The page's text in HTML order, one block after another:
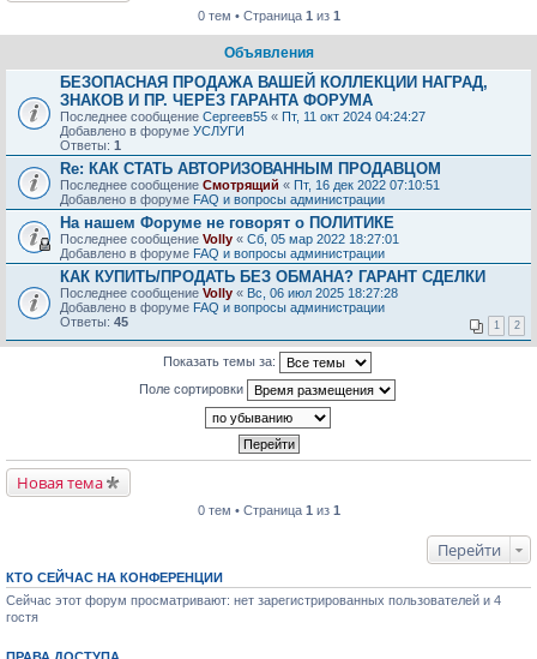
0 тем • Страница 1 из 1
Объявления
БЕЗОПАСНАЯ ПРОДАЖА ВАШЕЙ КОЛЛЕКЦИИ НАГРАД,
ЗНАКОВ И ПР. ЧЕРЕЗ ГАРАНТА ФОРУМА
Последнее сообщение Сергеев55 « Пт, 11 окт 2024 04:24:27
Добавлено в форуме УСЛУГИ
Ответы: 1
Re: КАК СТАТЬ АВТОРИЗОВАННЫМ ПРОДАВЦОМ
Последнее сообщение Смотрящий « Пт, 16 дек 2022 07:10:51
Добавлено в форуме FAQ и вопросы администрации
На нашем Форуме не говорят о ПОЛИТИКЕ
Последнее сообщение Volly « Сб, 05 мар 2022 18:27:01
Добавлено в форуме FAQ и вопросы администрации
КАК КУПИТЬ/ПРОДАТЬ БЕЗ ОБМАНА? ГАРАНТ СДЕЛКИ
Последнее сообщение Volly « Вс, 06 июл 2025 18:27:28
Добавлено в форуме FAQ и вопросы администрации
Ответы: 45 1 2
Показать темы за:
Поле сортировки
Новая тема
0 тем • Страница 1 из 1
Перейти
КТО СЕЙЧАС НА КОНФЕРЕНЦИИ
Сейчас этот форум просматривают: нет зарегистрированных пользователей и 4
гостя